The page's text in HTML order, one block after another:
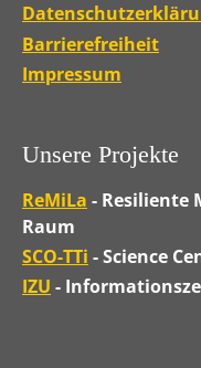
Barrierefreiheit
Impressum
Unsere Projekte
ReMiLa - Resiliente
Raum
SCO-TTi - Science
IZU -